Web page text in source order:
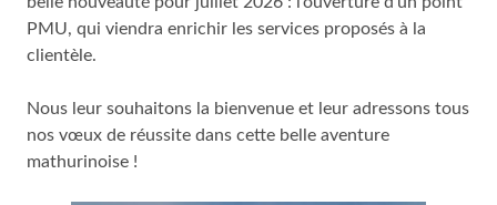
PMU, qui viendra enrichir les services proposés à la
clientèle.
Nous leur souhaitons la bienvenue et leur adressons tous
nos vœux de réussite dans cette belle aventure
mathurinoise !